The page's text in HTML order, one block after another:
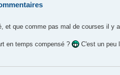
et que comme pas mal de courses il
en temps compensé ?
C'est un peu